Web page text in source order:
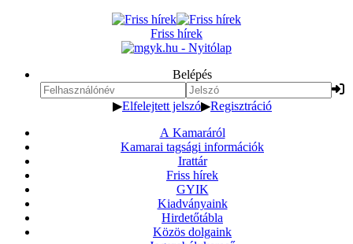
Friss hírek
Belépés
▶Elfelejtett jelszó▶Regisztráció
A Kamaráról
Kamarai tagsági információk
Irattár
Friss hírek
GYIK
Kiadványaink
Hirdetőtábla
Közös dolgaink